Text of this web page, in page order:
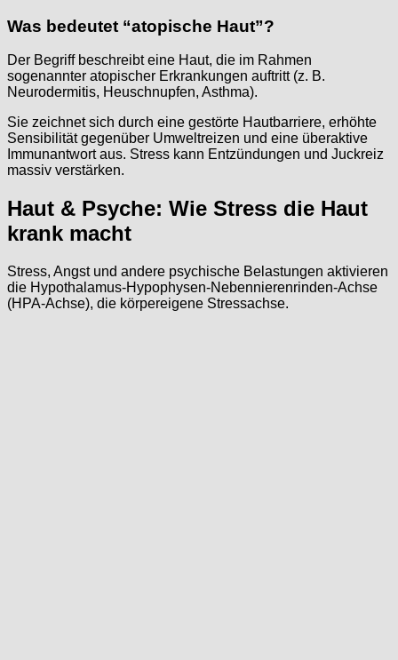
Was bedeutet “atopische Haut”?
Der Begriff beschreibt eine Haut, die im Rahmen
sogenannter atopischer Erkrankungen auftritt (z. B.
Neurodermitis, Heuschnupfen, Asthma).
Sie zeichnet sich durch eine gestörte Hautbarriere, erhöhte
Sensibilität gegenüber Umweltreizen und eine überaktive
Immunantwort aus. Stress kann Entzündungen und Juckreiz
massiv verstärken.
Haut & Psyche: Wie Stress die Haut
krank macht
Stress, Angst und andere psychische Belastungen aktivieren
die Hypothalamus-Hypophysen-Nebennierenrinden-Achse
(HPA-Achse), die körpereigene Stressachse.